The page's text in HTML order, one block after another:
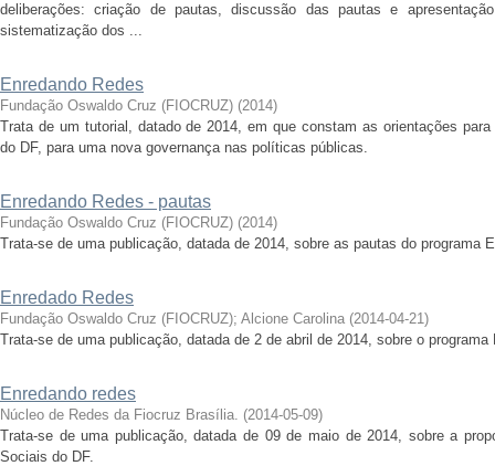
deliberações: criação de pautas, discussão das pautas e
sistematização dos ...
Enredando Redes
Fundação Oswaldo Cruz (FIOCRUZ) (2014)
Trata de um tutorial, datado de 2014, em que constam as orientações
do DF, para uma nova governança nas políticas públicas.
Enredando Redes - pautas
Fundação Oswaldo Cruz (FIOCRUZ) (2014)
Trata-se de uma publicação, datada de 2014, sobre as pautas do programa
Enredado Redes
Fundação Oswaldo Cruz (FIOCRUZ); Alcione Carolina (2014-04-21)
Trata-se de uma publicação, datada de 2 de abril de 2014, sobre o programa
Enredando redes
Núcleo de Redes da Fiocruz Brasília. (2014-05-09)
Trata-se de uma publicação, datada de 09 de maio de 2014, sobre a
Sociais do DF.